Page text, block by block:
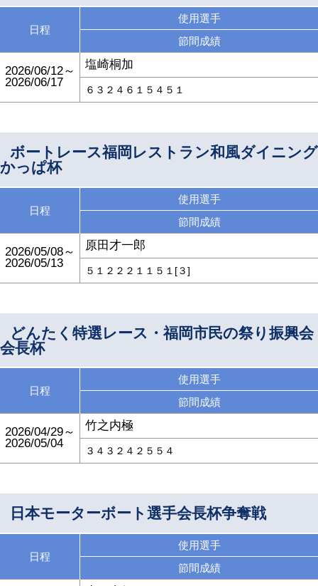
日程
使用選手
節間成績
2026/06/12～
2026/06/17
塩崎桐加
６３２４６１５４５１
ボートレース福岡レストラン和風ダイニング
かっぱ杯
日程
使用選手
節間成績
2026/05/08～
2026/05/13
原田才一郎
５１２２２１１５１[３]
どんたく特選レース・福岡市民の祭り振興会
会長杯
日程
使用選手
節間成績
2026/04/29～
2026/05/04
竹之内極
３４３２４２５５４
日本モーターボート選手会長杯争奪戦
日程
使用選手
節間成績